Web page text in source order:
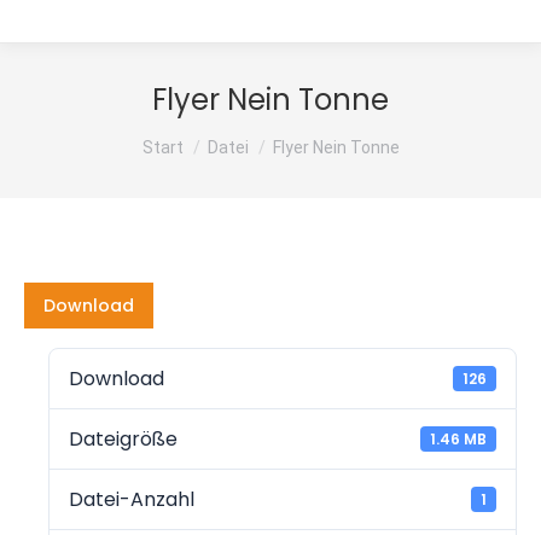
Flyer Nein Tonne
Sie befinden sich hier:
Start Datei Flyer Nein Tonne
Download
Download 126
Dateigröße 1.46 MB
Datei-Anzahl 1